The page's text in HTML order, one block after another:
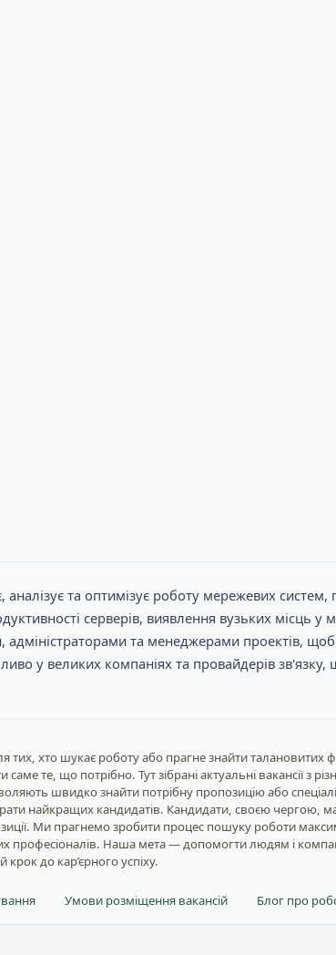
аналізує та оптимізує роботу мережевих
серверів, виявлення вузьких місць
адміністраторами та менеджерами проектів,
у великих компаніях та провайдерів
хто шукає роботу або прагне знайти талановитих
те, що потрібно. Тут зібрані актуальні вакансії з
швидко знайти потрібну пропозицію або
найкращих кандидатів. Кандидати, своєю чергою,
Ми прагнемо зробити процес пошуку роботи
професіоналів. Наша мета — допомогти людям і
до кар’єрного успіху.
Умови розміщення вакансій Блог про